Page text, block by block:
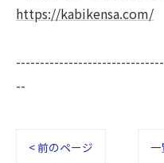
https://kabikensa.com/
--
< 前のページ 一